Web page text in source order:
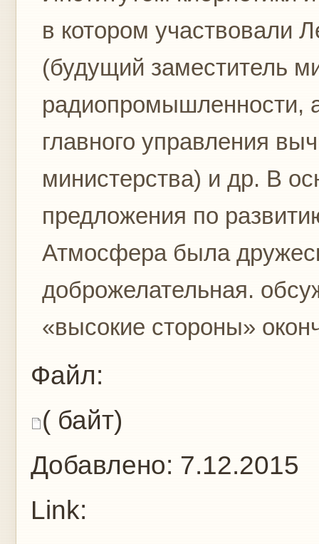
в котором участвовали
(будущий заместитель
радиопромышленности,
главного управления
министерства) и др. В
предложения по
Атмосфера была
доброжелательная.
«высокие стороны»
Файл:
( байт)
Добавлено: 7.12.2015
Link: